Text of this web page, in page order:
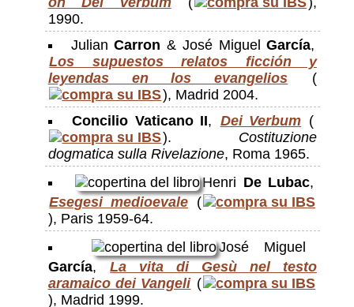
1990.
JulianCarron & José MiguelGarcía,
Los supuestos relatos ficción y
leyendas en los evangelios
(
), Madrid 2004.
Concilio Vaticano II, Dei Verbum (
). Costituzione
dogmatica sulla Rivelazione, Roma 1965.
Henri De Lubac,
Esegesi medioevale (
), Paris 1959-64.
José Miguel
García, La vita di Gesù nel testo
aramaico dei Vangeli (
), Madrid 1999.